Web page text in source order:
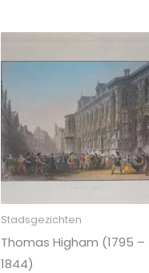
Stadsgezichten
Thomas Higham (1795 –
1844)